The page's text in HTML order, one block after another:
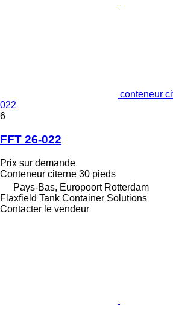
conteneur
022
6
FFT 26-022
Prix sur demande
Conteneur citerne 30 pieds
Pays-Bas, Europoort Rotterdam
Flaxfield Tank Container Solutions
Contacter le vendeur